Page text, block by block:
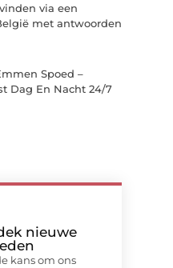
via een
met antwoorden
Spoed –
Dag En Nacht 24/7
nieuwe
kans om ons